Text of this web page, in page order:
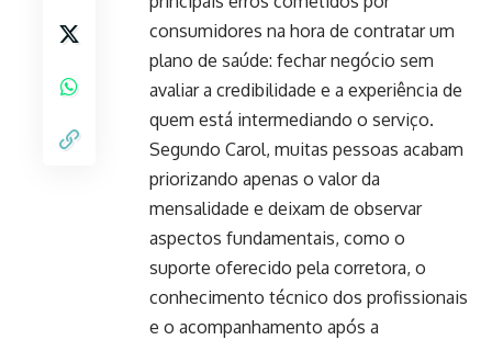
consumidores na hora de contratar um
plano de saúde: fechar negócio sem
avaliar a credibilidade e a experiência de
quem está intermediando o serviço.
Segundo Carol, muitas pessoas acabam
priorizando apenas o valor da
mensalidade e deixam de observar
aspectos fundamentais, como o
suporte oferecido pela corretora, o
conhecimento técnico dos profissionais
e o acompanhamento após a